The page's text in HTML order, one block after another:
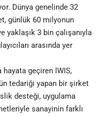
Dünya genelinde 32
günlük 60 milyonun
yaklaşık 3 bin çalışanıyla
arasında yer
hayata geçiren IWIS,
tedariği yapan bir şirket
desteği, uygulama
sanayinin farklı